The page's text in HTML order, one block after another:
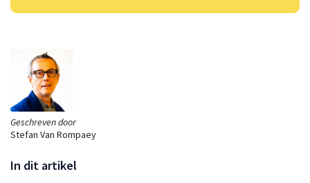
Geschreven door
Stefan Van Rompaey
In dit artikel